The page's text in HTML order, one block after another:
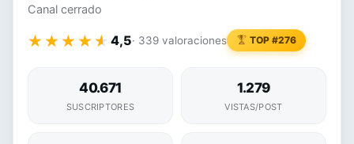
Canal cerrado
★★★★★
★★★★★ 4,5· 339 valoraciones TOP #276
40.671
SUSCRIPTORES
1.279
VISTAS/POST